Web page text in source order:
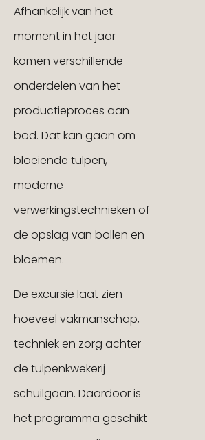
Afhankelijk van het
moment in het jaar
komen verschillende
onderdelen van het
productieproces aan
bod. Dat kan gaan om
bloeiende tulpen,
moderne
verwerkingstechnieken of
de opslag van bollen en
bloemen.
De excursie laat zien
hoeveel vakmanschap,
techniek en zorg achter
de tulpenkwekerij
schuilgaan. Daardoor is
het programma geschikt